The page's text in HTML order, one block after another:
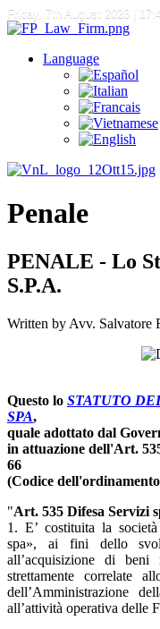
Friday, 7th August 2026 |
Language
Penale
PENALE - Lo
S.P.A.
Written by Avv. Salvatore
Questo lo STATUTO
SPA,
quale adottato dal
in attuazione dell'Art.
66
(Codice
"Art. 535 Difesa Servizi
1. E’ costituita la
spa», ai fini dello
all’acquisizione di beni
strettamente correlate
dell’Amministrazione
all’attività operativa delle